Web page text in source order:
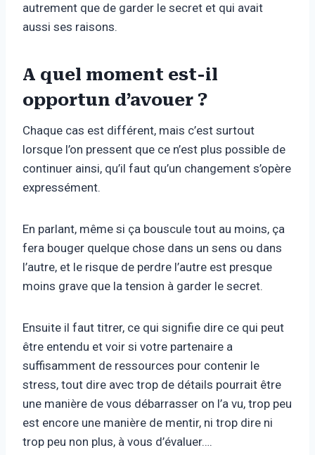
autrement que de garder le secret et qui avait
aussi ses raisons.
A quel moment est-il
opportun d’avouer ?
Chaque cas est différent, mais c’est surtout
lorsque l’on pressent que ce n’est plus possible de
continuer ainsi, qu’il faut qu’un changement s’opère
expressément.
En parlant, même si ça bouscule tout au moins, ça
fera bouger quelque chose dans un sens ou dans
l’autre, et le risque de perdre l’autre est presque
moins grave que la tension à garder le secret.
Ensuite il faut titrer, ce qui signifie dire ce qui peut
être entendu et voir si votre partenaire a
suffisamment de ressources pour contenir le
stress, tout dire avec trop de détails pourrait être
une manière de vous débarrasser on l’a vu, trop peu
est encore une manière de mentir, ni trop dire ni
trop peu non plus, à vous d’évaluer….